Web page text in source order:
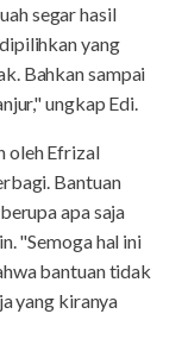
segar hasil
yang
Bahkan sampai
ungkap Edi.
oleh Efrizal
Bantuan
apa saja
"Semoga hal ini
bantuan tidak
yang kiranya